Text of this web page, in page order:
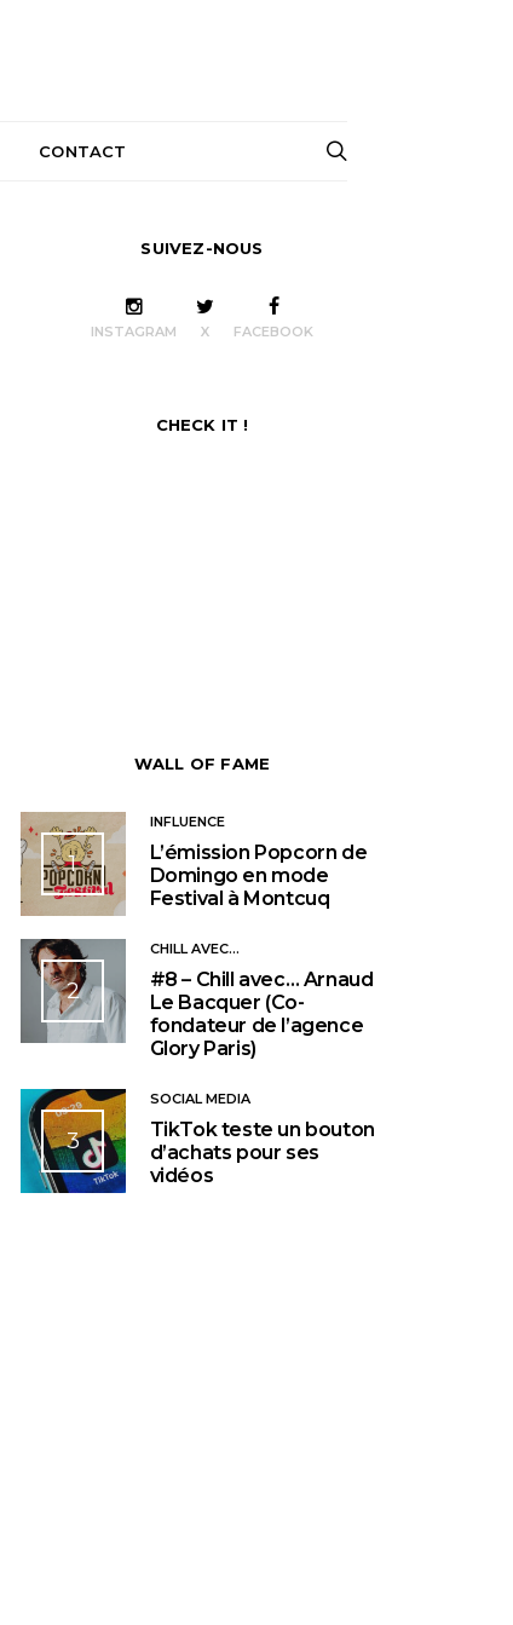
CONTACT
SUIVEZ-NOUS
INSTAGRAM X FACEBOOK
CHECK IT !
WALL OF FAME
1
INFLUENCE
L’émission Popcorn de
Domingo en mode
Festival à Montcuq
2
CHILL AVEC...
#8 – Chill avec… Arnaud
Le Bacquer (Co-
fondateur de l’agence
Glory Paris)
3
SOCIAL MEDIA
TikTok teste un bouton
d’achats pour ses
vidéos